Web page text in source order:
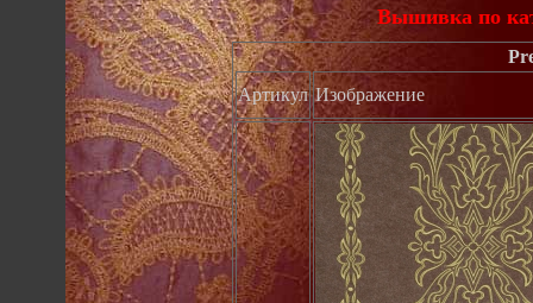
Вышивка по
Артикул Изображение